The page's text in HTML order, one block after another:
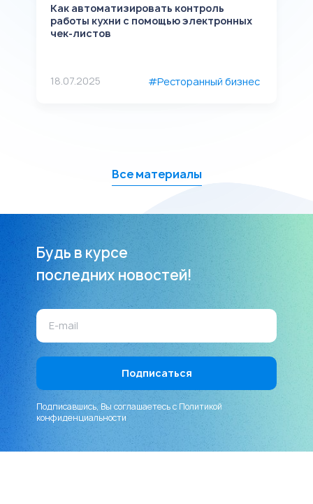
Как автоматизировать контроль
работы кухни с помощью электронных
чек-листов
18.07.2025 #Ресторанный бизнес
Все материалы
Будь в курсе
последних новостей!
Подписавшись, Вы соглашаетесь с Политикой
конфиденциальности